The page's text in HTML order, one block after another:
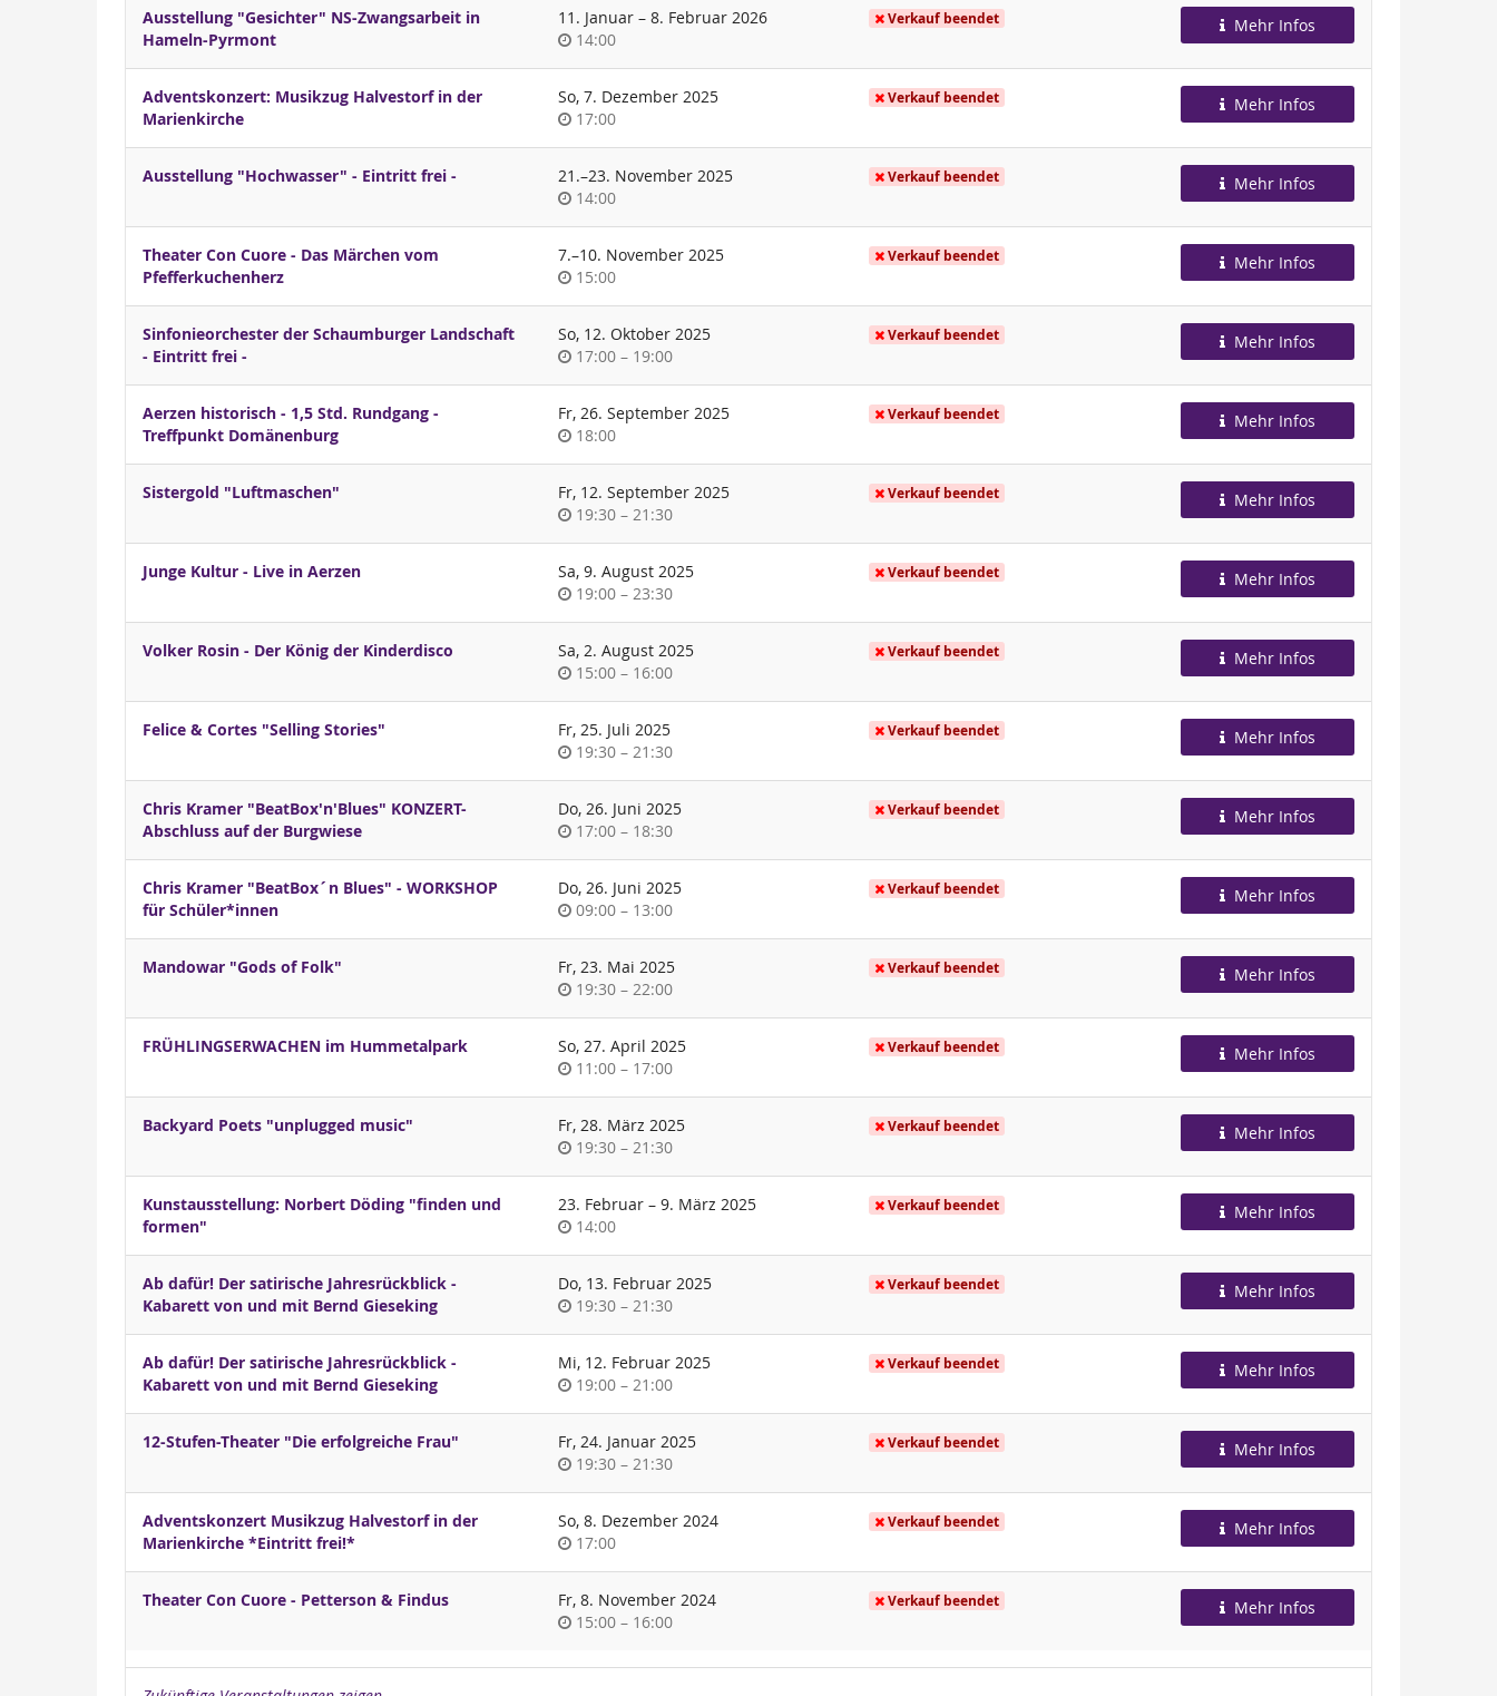
Ausstellung "Gesichter" NS-Zwangsarbeit in
Hameln-Pyrmont
11. Januar –bis8. Februar 2026
Uhrzeit
14:00
Verkauf beendet Mehr Infos
Adventskonzert: Musikzug Halvestorf in der
Marienkirche
So, 7. Dezember 2025
Uhrzeit
17:00
Verkauf beendet Mehr Infos
Ausstellung "Hochwasser" - Eintritt frei - 21.–bis
23. November 2025
Uhrzeit
14:00
Verkauf beendet Mehr Infos
Theater Con Cuore - Das Märchen vom
Pfefferkuchenherz
7.–bis
10. November 2025
Uhrzeit
15:00
Verkauf beendet Mehr Infos
Sinfonieorchester der Schaumburger Landschaft
- Eintritt frei -
So, 12. Oktober 2025
Uhrzeit
17:00 –bis
19:00
Verkauf beendet Mehr Infos
Aerzen historisch - 1,5 Std. Rundgang -
Treffpunkt Domänenburg
Fr, 26. September 2025
Uhrzeit
18:00
Verkauf beendet Mehr Infos
Sistergold "Luftmaschen"
Fr, 12. September 2025
Uhrzeit
19:30 –bis
21:30
Verkauf beendet Mehr Infos
Junge Kultur - Live in Aerzen
Sa, 9. August 2025
Uhrzeit
19:00 –bis
23:30
Verkauf beendet Mehr Infos
Volker Rosin - Der König der Kinderdisco
Sa, 2. August 2025
Uhrzeit
15:00 –bis
16:00
Verkauf beendet Mehr Infos
Felice & Cortes "Selling Stories"
Fr, 25. Juli 2025
Uhrzeit
19:30 –bis
21:30
Verkauf beendet Mehr Infos
Chris Kramer "BeatBox'n'Blues" KONZERT-
Abschluss auf der Burgwiese
Do, 26. Juni 2025
Uhrzeit
17:00 –bis
18:30
Verkauf beendet Mehr Infos
Chris Kramer "BeatBox´n Blues" - WORKSHOP
für Schüler*innen
Do, 26. Juni 2025
Uhrzeit
09:00 –bis
13:00
Verkauf beendet Mehr Infos
Mandowar "Gods of Folk"
Fr, 23. Mai 2025
Uhrzeit
19:30 –bis
22:00
Verkauf beendet Mehr Infos
FRÜHLINGSERWACHEN im Hummetalpark
So, 27. April 2025
Uhrzeit
11:00 –bis
17:00
Verkauf beendet Mehr Infos
Backyard Poets "unplugged music"
Fr, 28. März 2025
Uhrzeit
19:30 –bis
21:30
Verkauf beendet Mehr Infos
Kunstausstellung: Norbert Döding "finden und
formen"
23. Februar –bis9. März 2025
Uhrzeit
14:00
Verkauf beendet Mehr Infos
Ab dafür! Der satirische Jahresrückblick -
Kabarett von und mit Bernd Gieseking
Do, 13. Februar 2025
Uhrzeit
19:30 –bis
21:30
Verkauf beendet Mehr Infos
Ab dafür! Der satirische Jahresrückblick -
Kabarett von und mit Bernd Gieseking
Mi, 12. Februar 2025
Uhrzeit
19:00 –bis
21:00
Verkauf beendet Mehr Infos
12-Stufen-Theater "Die erfolgreiche Frau"
Fr, 24. Januar 2025
Uhrzeit
19:30 –bis
21:30
Verkauf beendet Mehr Infos
Adventskonzert Musikzug Halvestorf in der
Marienkirche *Eintritt frei!*
So, 8. Dezember 2024
Uhrzeit
17:00
Verkauf beendet Mehr Infos
Theater Con Cuore - Petterson & Findus
Fr, 8. November 2024
Uhrzeit
15:00 –bis
16:00
Verkauf beendet Mehr Infos